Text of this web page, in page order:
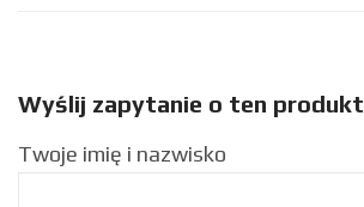
Wyślij zapytanie o ten produkt
Twoje imię i nazwisko